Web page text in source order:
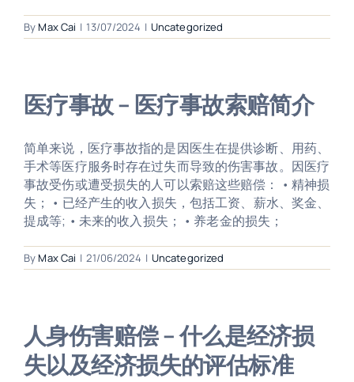
ByMax Cai | 13/07/2024 | Uncategorized
医疗事故 – 医疗事故索赔简介
简单来说，医疗事故指的是因医生在提供诊断、用药、
手术等医疗服务时存在过失而导致的伤害事故。因医疗
事故受伤或遭受损失的人可以索赔这些赔偿： • 精神损
失； • 已经产生的收入损失，包括工资、薪水、奖金、
提成等; • 未来的收入损失； • 养老金的损失；
ByMax Cai | 21/06/2024 | Uncategorized
人身伤害赔偿 – 什么是经济损
失以及经济损失的评估标准